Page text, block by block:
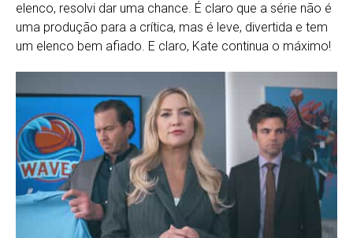
elenco, resolvi dar uma chance. É claro que a série não é
uma produção para a crítica, mas é leve, divertida e tem
um elenco bem afiado. E claro, Kate continua o máximo!